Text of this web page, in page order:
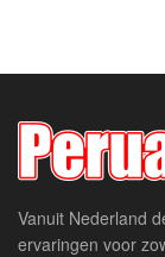
Vanuit Nederland
ervaringen voor